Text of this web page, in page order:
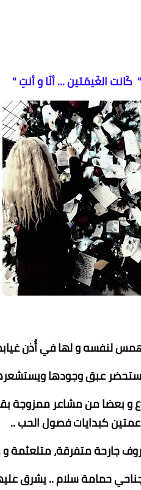
" كَانت الغَيمَتين ... أنَا و أنتِ "
لنفسه و لها في أُذن
عبق وجودها
و بعضا من مشاعر ممزوجة
كبدايات فصول الحب ..
جارحة متفرقة، متلعثمة
حمامة سلام .. يشرق
28 يوليو 2023
28 يوليو 2023
28 يوليو 2023
28 يوليو 2023
28 يوليو 2023